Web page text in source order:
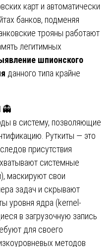
карт и автоматически
банков, подменяя
трояны работают
легитимных
шпионского
данного типа крайне
в систему, позволяющие
Руткиты — это
присутствия
системные
маскируют свои
задач и скрывают
уровня ядра (kernel-
в загрузочную запись
для своего
методов